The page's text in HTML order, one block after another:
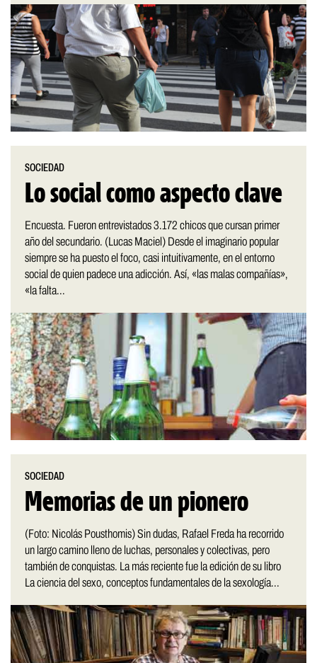
SOCIEDAD
Lo social como aspecto clave
Encuesta. Fueron entrevistados 3.172 chicos que cursan primer
año del secundario. (Lucas Maciel) Desde el imaginario popular
siempre se ha puesto el foco, casi intuitivamente, en el entorno
social de quien padece una adicción. Así, «las malas compañías»,
«la falta...
SOCIEDAD
Memorias de un pionero
(Foto: Nicolás Pousthomis) Sin dudas, Rafael Freda ha recorrido
un largo camino lleno de luchas, personales y colectivas, pero
también de conquistas. La más reciente fue la edición de su libro
La ciencia del sexo, conceptos fundamentales de la sexología...